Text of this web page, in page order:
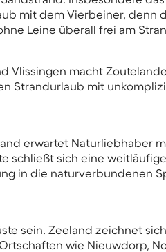
mit dem Vierbeiner, denn
Leine überall frei am
Vlissingen macht
Strandurlaub mit
erwartet Naturliebhaber
schließt sich eine
in die naturverbundenen
sein. Zeeland zeichnet
wie Nieuwdorp,